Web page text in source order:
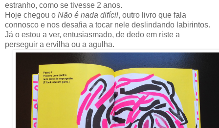
estranho, como se tivesse 2 anos.
Hoje chegou o Não é nada difícil, outro livro que fala
connosco e nos desafia a tocar nele deslindando labirintos.
Já o estou a ver, entusiasmado, de dedo em riste a
perseguir a ervilha ou a agulha.